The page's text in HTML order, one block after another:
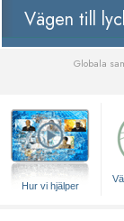
Vägen till
Globala
Hur vi hjälper